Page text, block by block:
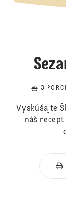
3
Vyskúšajte
náš